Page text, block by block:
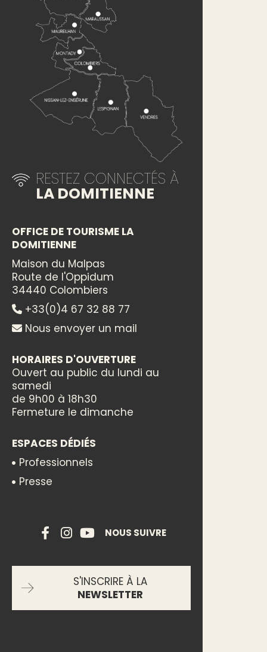
RESTEZ CONNECTÉS À
LA DOMITIENNE
OFFICE DE TOURISME LA
DOMITIENNE
Maison du Malpas
Route de l'Oppidum
34440 Colombiers
+33(0)4 67 32 88 77
Nous envoyer un mail
HORAIRES D'OUVERTURE
Ouvert au public du lundi au
samedi
de 9h00 à 18h30
Fermeture le dimanche
ESPACES DÉDIÉS
Professionnels
Presse
NOUS SUIVRE
S'INSCRIRE À LA
NEWSLETTER